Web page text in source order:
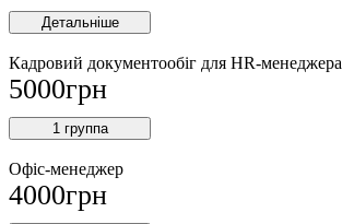
Детальніше
Кадровий документообіг для HR-менеджера
5000грн
1 группа
Офіс-менеджер
4000грн